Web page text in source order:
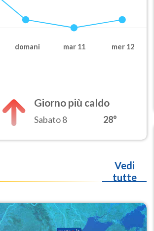
domani mar 11 mer 12
Giorno più caldo
Sabato 8 28°
Vedi
tutte